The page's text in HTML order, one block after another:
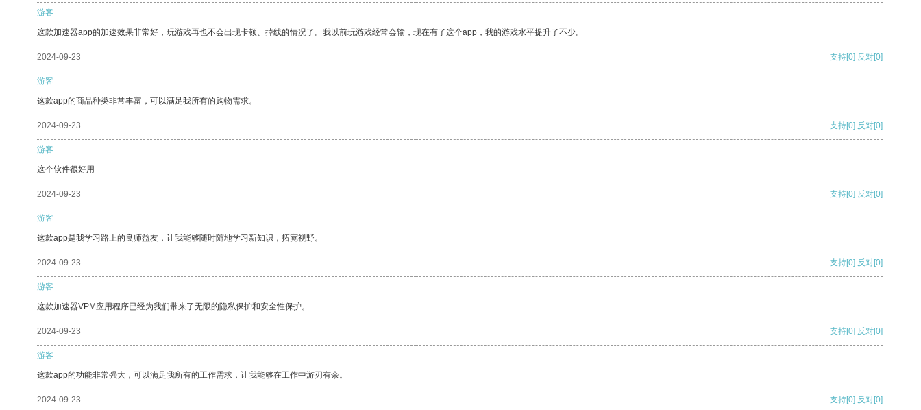
游客
这款加速器app的加速效果非常好，玩游戏再也不会出现卡顿、掉线的情况了。我以前玩游戏经常会输，现在有了这个app，我的游戏水平提升了不少。
2024-09-23 支持[0] 反对[0]
游客
这款app的商品种类非常丰富，可以满足我所有的购物需求。
2024-09-23 支持[0] 反对[0]
游客
这个软件很好用
2024-09-23 支持[0] 反对[0]
游客
这款app是我学习路上的良师益友，让我能够随时随地学习新知识，拓宽视野。
2024-09-23 支持[0] 反对[0]
游客
这款加速器VPM应用程序已经为我们带来了无限的隐私保护和安全性保护。
2024-09-23 支持[0] 反对[0]
游客
这款app的功能非常强大，可以满足我所有的工作需求，让我能够在工作中游刃有余。
2024-09-23 支持[0] 反对[0]